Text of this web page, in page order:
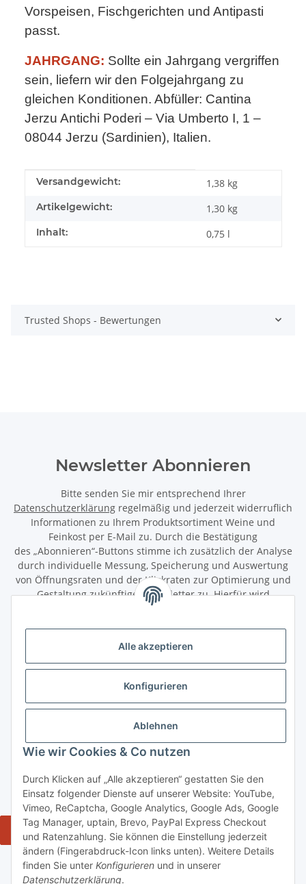
Alle akzeptieren
Konfigurieren
Ablehnen
Wie wir Cookies & Co nutzen
Durch Klicken auf „Alle akzeptieren“ gestatten Sie den
Einsatz folgender Dienste auf unserer Website: YouTube,
Vimeo, ReCaptcha, Google Analytics, Google Ads, Google
Tag Manager, uptain, Brevo, PayPal Express Checkout
und Ratenzahlung. Sie können die Einstellung jederzeit
ändern (Fingerabdruck-Icon links unten). Weitere Details
finden Sie unter Konfigurieren und in unserer
Datenschutzerklärung.
Vorspeisen, Fischgerichten und Antipasti
passt.
JAHRGANG: Sollte ein Jahrgang vergriffen
sein, liefern wir den Folgejahrgang zu
gleichen Konditionen. Abfüller: Cantina
Jerzu Antichi Poderi – Via Umberto I, 1 –
08044 Jerzu (Sardinien), Italien.
Produkteigenschaft
Wert
Versandgewicht: 1,38 kg
Artikelgewicht: 1,30 kg
Inhalt: 0,75 l
Trusted Shops - Bewertungen
Newsletter Abonnieren
Bitte senden Sie mir entsprechend Ihrer
Datenschutzerklärung regelmäßig und jederzeit widerruflich
Informationen zu Ihrem Produktsortiment Weine und
Feinkost per E-Mail zu. Durch die Bestätigung
des „Abonnieren“-Buttons stimme ich zusätzlich der Analyse
durch individuelle Messung, Speicherung und Auswertung
von Öffnungsraten und der Klickraten zur Optimierung und
Gestaltung zukünftiger Newsletter zu. Hierfür wird
das Nutzungsverhalten in pseudonymisierter Form
Wirkung für die Zukunft über den Link in unserem Newsletter
abbestellen / widerrufen.
Gesetzliche Informationen
Informationen
Widerrufsbutton
* Alle Preise inkl. gesetzlicher USt., zzgl. Versand 5,50€, ab 120€
versandkostenfrei - Verkauf von alkoholische Getränke ausschließlich an
Personen ab 18 Jahren.